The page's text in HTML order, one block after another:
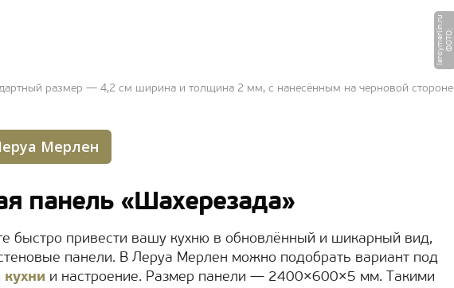
Ф
О
Т
О
:
l
e
r
o
y
m
e
r
li
n.
r
u
размер — 4,2 см ширина и толщина 2 мм, с нанесённым на черновой стороне
Мерлен
панель «Шахерезада»
быстро привести вашу кухню в обновлённый и шикарный вид,
панели. В Леруа Мерлен можно подобрать вариант под
и настроение. Размер панели — 2400×600×5 мм. Такими